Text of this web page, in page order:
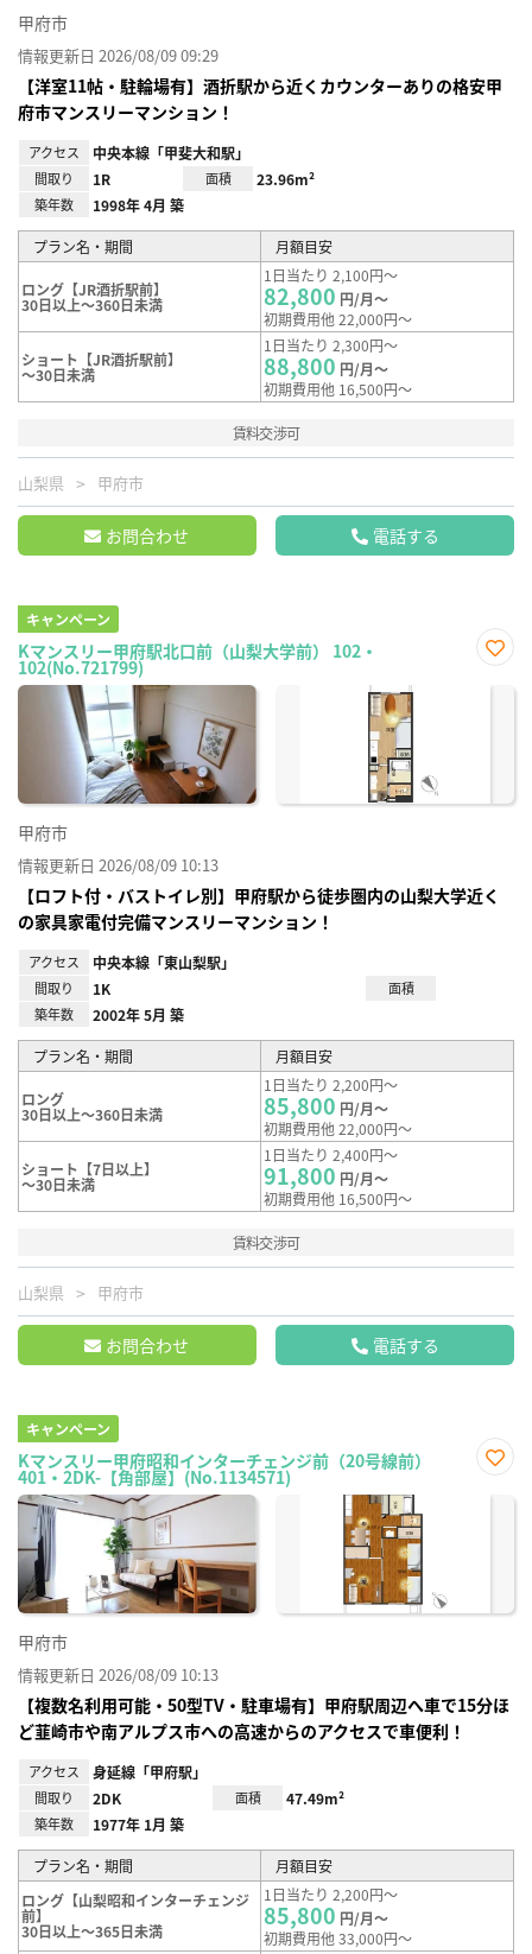
甲府市
情報更新日 2026/08/09 09:29
【洋室11帖・駐輪場有】酒折駅から近くカウンターありの格安甲
府市マンスリーマンション！
アクセス 中央本線「甲斐大和駅」
間取り 1R 面積 23.96m²
築年数 1998年 4月 築
プラン名・期間 月額目安
ロング【JR酒折駅前】
30日以上～360日未満
1日当たり 2,100円～
82,800 円/月～
初期費用他 22,000円～
ショート【JR酒折駅前】
～30日未満
1日当たり 2,300円～
88,800 円/月～
初期費用他 16,500円～
賃料交渉可
山梨県 甲府市
お問合わせ 電話する
キャンペーン
Kマンスリー甲府駅北口前（山梨大学前） 102・
102(No.721799)
に入
甲府市
情報更新日 2026/08/09 10:13
【ロフト付・バストイレ別】甲府駅から徒歩圏内の山梨大学近く
の家具家電付完備マンスリーマンション！
アクセス 中央本線「東山梨駅」
間取り 1K
面積
築年数
2002年 5月 築
プラン名・期間 月額目安
ロング
30日以上～360日未満
1日当たり 2,200円～
85,800 円/月～
初期費用他 22,000円～
ショート【7日以上】
～30日未満
1日当たり 2,400円～
91,800 円/月～
初期費用他 16,500円～
賃料交渉可
山梨県 甲府市
お問合わせ 電話する
キャンペーン
Kマンスリー甲府昭和インターチェンジ前（20号線前）
401・2DK-【角部屋】(No.1134571)
に入
甲府市
情報更新日 2026/08/09 10:13
【複数名利用可能・50型TV・駐車場有】甲府駅周辺へ車で15分ほ
ど韮崎市や南アルプス市への高速からのアクセスで車便利！
アクセス 身延線「甲府駅」
間取り 2DK 面積 47.49m²
築年数 1977年 1月 築
プラン名・期間
月額目安
ロング【山梨昭和インターチェンジ
前】
30日以上～365日未満
1日当たり 2,200円～
85,800 円/月～
初期費用他 33,000円～